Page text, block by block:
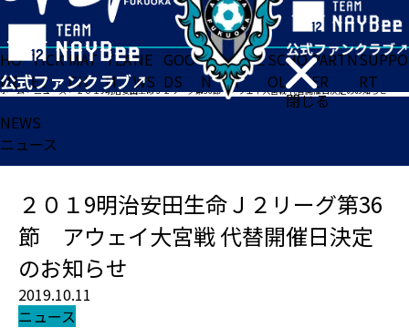
閉じる
HO
ME
TICK
ET
MAT
CH
TEA
M
NE
WS
GOO
DS
FA
N
ACADE
MY
SCHO
OL
PARTN
ER
SUPPO
RT
ホーム>ニュース>２０１9明治安田生命Ｊ２リーグ第36節 アウェイ大宮戦 代替開催日決定のお知らせ
NEWS
ニュース
２０１9明治安田生命Ｊ２リーグ第36
節 アウェイ大宮戦 代替開催日決定
のお知らせ
2019.10.11
ニュース